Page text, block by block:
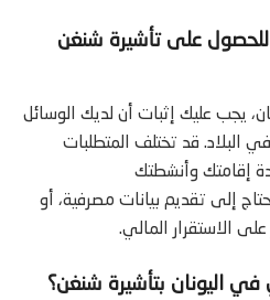
للحصول على تأشيرة شنغن
يجب عليك إثبات أن لديك الوسائل
في البلاد. قد تختلف المتطلبات
إقامتك وأنشطتك
إلى تقديم بيانات مصرفية، أو
الاستقرار المالي.
اليونان بتأشيرة شنغن؟